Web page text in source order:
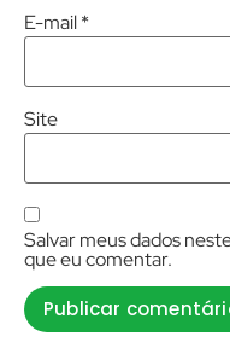
E-mail*
Site
Salvar meus dados
que eu comentar.